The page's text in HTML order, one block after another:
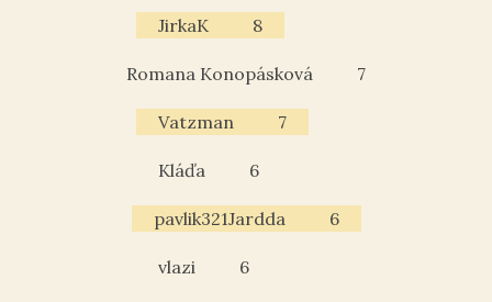
JirkaK 8
Romana Konopásková 7
Vatzman 7
Kláďa 6
pavlik321Jardda 6
vlazi 6